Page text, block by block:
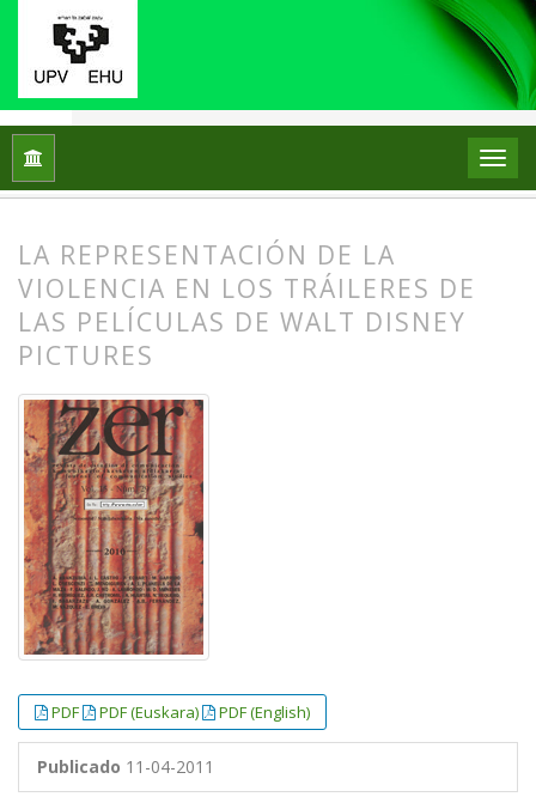
Inicio
LA REPRESENTACIÓN DE LA
VIOLENCIA EN LOS TRÁILERES DE
LAS PELÍCULAS DE WALT DISNEY
PICTURES
PDF PDF (Euskara) PDF (English)
Publicado 11-04-2011